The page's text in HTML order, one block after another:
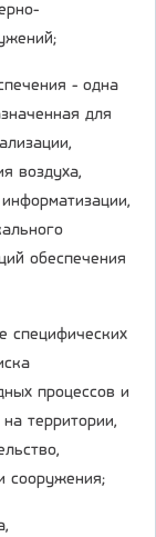
- одна
для
воздуха,
обеспечения
специфических
процессов и
территории,
сооружения;